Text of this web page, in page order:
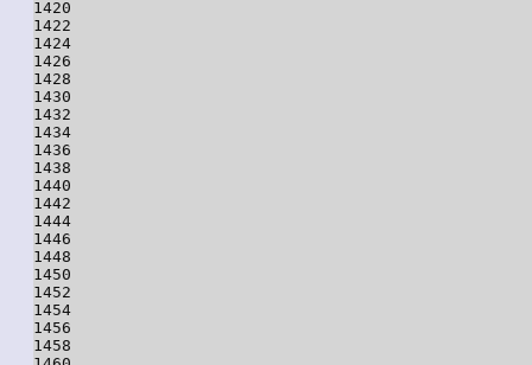
1420
1422
1424
1426
1428
1430
1432
1434
1436
1438
1440
1442
1444
1446
1448
1450
1452
1454
1456
1458